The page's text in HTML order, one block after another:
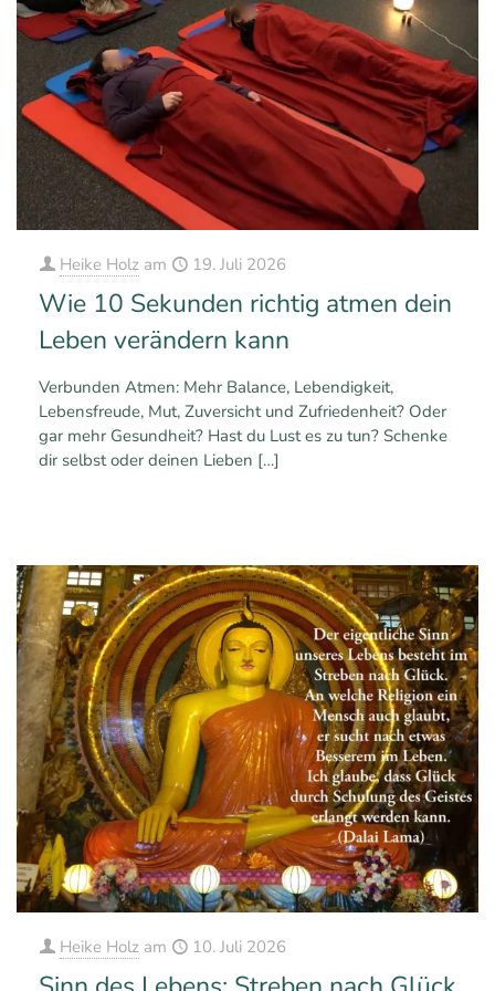
Heike Holz am 19. Juli 2026
Wie 10 Sekunden richtig atmen dein
Leben verändern kann
Verbunden Atmen: Mehr Balance, Lebendigkeit,
Lebensfreude, Mut, Zuversicht und Zufriedenheit? Oder
gar mehr Gesundheit? Hast du Lust es zu tun? Schenke
dir selbst oder deinen Lieben […]
Heike Holz am 10. Juli 2026